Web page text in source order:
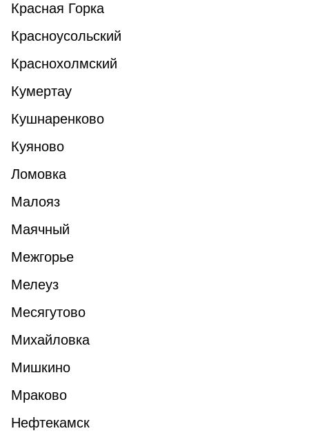
Красная Горка
Красноусольский
Краснохолмский
Кумертау
Кушнаренково
Куяново
Ломовка
Малояз
Маячный
Межгорье
Мелеуз
Месягутово
Михайловка
Мишкино
Мраково
Нефтекамск